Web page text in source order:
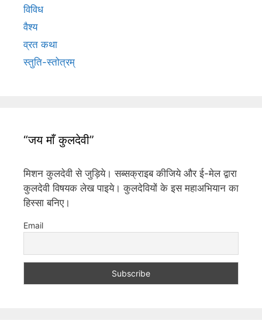
विविध
वैश्य
व्रत कथा
स्तुति-स्तोत्रम्
“जय माँ कुलदेवी”
मिशन कुलदेवी से जुड़िये। सब्सक्राइब कीजिये और ई-मेल द्वारा
कुलदेवी विषयक लेख पाइये। कुलदेवियों के इस महाअभियान का
हिस्सा बनिए।
Email